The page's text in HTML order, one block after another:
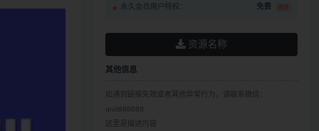
永久会员用户特权： 免费 推荐
资源名称
其他信息
如遇到链接失效或者其他异常行为，请联系微信：
qnit888888
这里是描述内容